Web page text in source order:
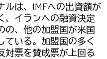
ルは、IMFへの出資額が
、イランへの融資決定
の、他の加盟国が米国
ている。加盟国の多く
対票を賛成票が上回る